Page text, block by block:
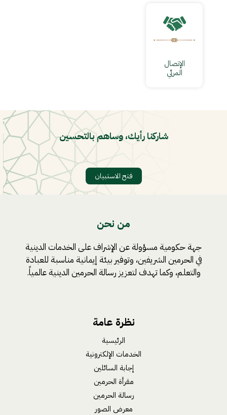
الإتصال
المرئي
شاركنا رأيك، وساهم بالتحسين
فتح الاستبيان
من نحن
جهة حكومية مسؤولة عن الإشراف على الخدمات الدينية
في الحرمين الشريفين، وتوفير بيئة إيمانية مناسبة للعبادة
والتعلم، وكما تهدف لتعزيز رسالة الحرمين الدينية عالمياً.
نظرة عامة
الرئيسية
الخدمات الإلكترونية
إجابة السائلين
مقرأة الحرمين
رسالة الحرمين
معرض الصور